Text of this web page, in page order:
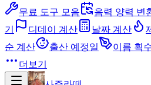
무료 도구 모음
음력 양력 변
기
디데이 계산 날짜 계산
순 계산
출산 예정일 이름 획
더보기